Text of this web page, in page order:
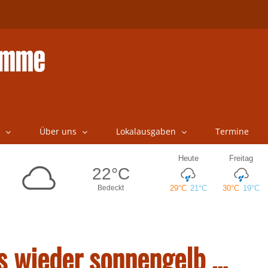
Über uns Lokalausgaben Termine
wieder sonnengelb …